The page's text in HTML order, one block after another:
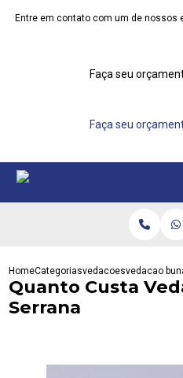
Entre em contato com um de nossos
Faça seu
Faça seu
HomeCategoriasvedacoesvedacao
Quanto Custa
Serrana